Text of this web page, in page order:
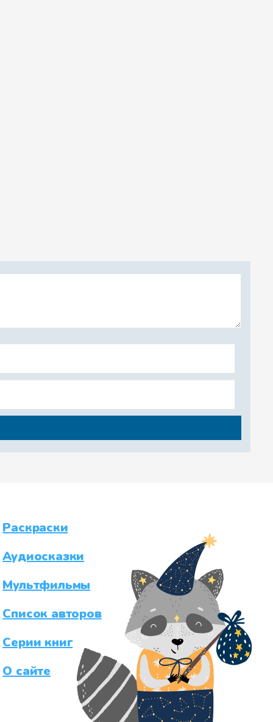
Раскраски
Аудиосказки
Мультфильмы
Список авторов
Серии книг
О сайте